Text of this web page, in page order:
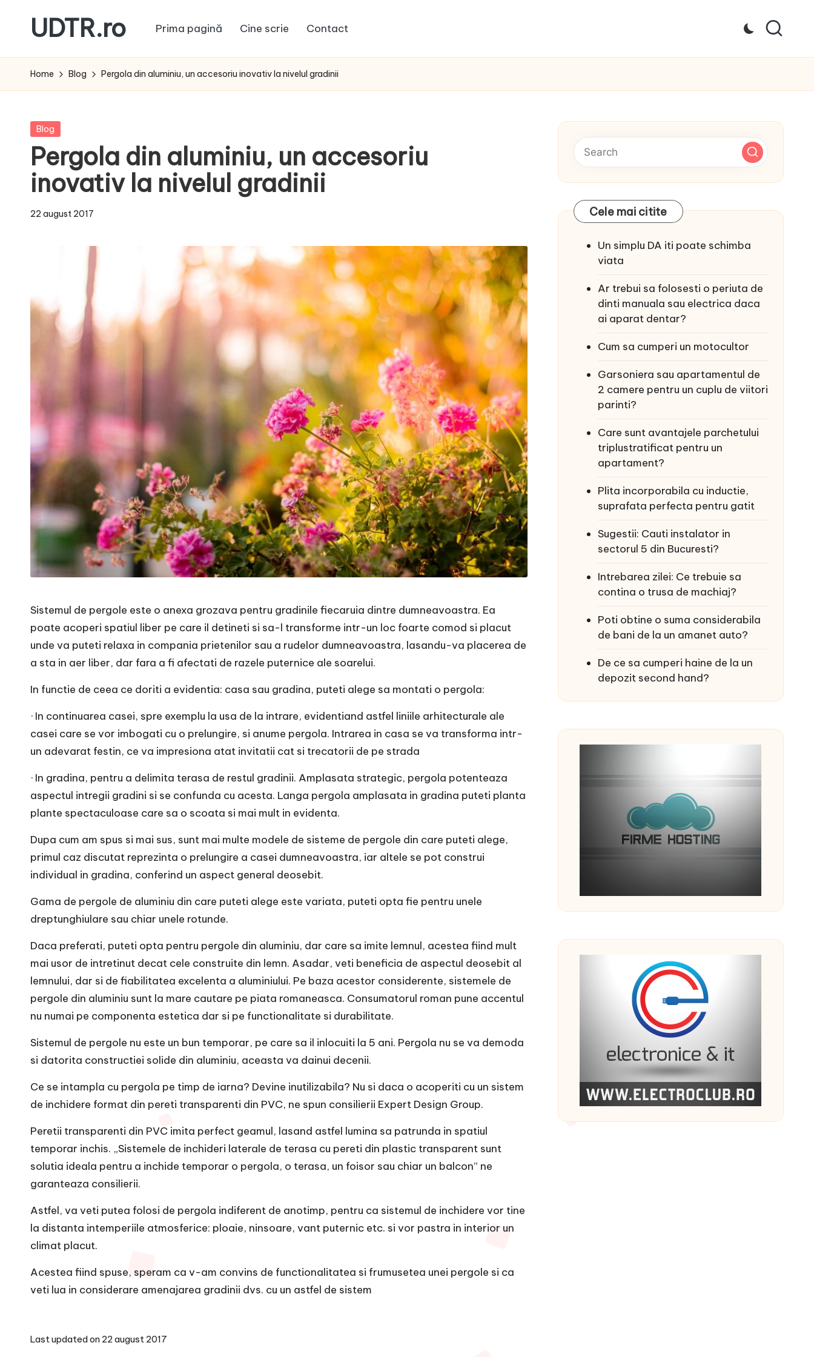
content
UDTR.ro
dorul
te
Prima pagină Cine scrie Contact
Home Blog Pergola din aluminiu, un accesoriu inovativ la nivelul gradinii
Posted
Blog
Pergola din aluminiu, un accesoriu
inovativ la nivelul gradinii
22 august 2017
Sistemul de pergole este o anexa grozava pentru gradinile fiecaruia dintre dumneavoastra. Ea
poate acoperi spatiul liber pe care il detineti si sa-l transforme intr-un loc foarte comod si placut
unde va puteti relaxa in compania prietenilor sau a rudelor dumneavoastra, lasandu-va placerea de
a sta in aer liber, dar fara a fi afectati de razele puternice ale soarelui.
In functie de ceea ce doriti a evidentia: casa sau gradina, puteti alege sa montati o pergola:
· In continuarea casei, spre exemplu la usa de la intrare, evidentiand astfel liniile arhitecturale ale
casei care se vor imbogati cu o prelungire, si anume pergola. Intrarea in casa se va transforma intr-
un adevarat festin, ce va impresiona atat invitatii cat si trecatorii de pe strada
· In gradina, pentru a delimita terasa de restul gradinii. Amplasata strategic, pergola potenteaza
aspectul intregii gradini si se confunda cu acesta. Langa pergola amplasata in gradina puteti planta
plante spectaculoase care sa o scoata si mai mult in evidenta.
Dupa cum am spus si mai sus, sunt mai multe modele de sisteme de pergole din care puteti alege,
primul caz discutat reprezinta o prelungire a casei dumneavoastra, iar altele se pot construi
individual in gradina, conferind un aspect general deosebit.
Gama de pergole de aluminiu din care puteti alege este variata, puteti opta fie pentru unele
dreptunghiulare sau chiar unele rotunde.
Daca preferati, puteti opta pentru pergole din aluminiu, dar care sa imite lemnul, acestea fiind mult
mai usor de intretinut decat cele construite din lemn. Asadar, veti beneficia de aspectul deosebit al
lemnului, dar si de fiabilitatea excelenta a aluminiului. Pe baza acestor considerente, sistemele de
pergole din aluminiu sunt la mare cautare pe piata romaneasca. Consumatorul roman pune accentul
nu numai pe componenta estetica dar si pe functionalitate si durabilitate.
Sistemul de pergole nu este un bun temporar, pe care sa il inlocuiti la 5 ani. Pergola nu se va demoda
si datorita constructiei solide din aluminiu, aceasta va dainui decenii.
Ce se intampla cu pergola pe timp de iarna? Devine inutilizabila? Nu si daca o acoperiti cu un sistem
de inchidere format din pereti transparenti din PVC, ne spun consilierii Expert Design Group.
Peretii transparenti din PVC imita perfect geamul, lasand astfel lumina sa patrunda in spatiul
temporar inchis. „Sistemele de inchideri laterale de terasa cu pereti din plastic transparent sunt
solutia ideala pentru a inchide temporar o pergola, o terasa, un foisor sau chiar un balcon” ne
garanteaza consilierii.
Astfel, va veti putea folosi de pergola indiferent de anotimp, pentru ca sistemul de inchidere vor tine
la distanta intemperiile atmosferice: ploaie, ninsoare, vant puternic etc. si vor pastra in interior un
climat placut.
Acestea fiind spuse, speram ca v-am convins de functionalitatea si frumusetea unei pergole si ca
veti lua in considerare amenajarea gradinii dvs. cu un astfel de sistem
Last updated on 22 august 2017
Cele mai citite
Un simplu DA iti poate schimba
viata
Ar trebui sa folosesti o periuta de
dinti manuala sau electrica daca
ai aparat dentar?
Cum sa cumperi un motocultor
Garsoniera sau apartamentul de
2 camere pentru un cuplu de viitori
parinti?
Care sunt avantajele parchetului
triplustratificat pentru un
apartament?
Plita incorporabila cu inductie,
suprafata perfecta pentru gatit
Sugestii: Cauti instalator in
sectorul 5 din Bucuresti?
Intrebarea zilei: Ce trebuie sa
contina o trusa de machiaj?
Poti obtine o suma considerabila
de bani de la un amanet auto?
De ce sa cumperi haine de la un
depozit second hand?